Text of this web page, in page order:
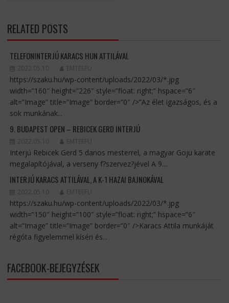
RELATED POSTS
TELEFONINTERJÚ KARACS HUN ATTILÁVAL
2022.05.10. EMTEEFU
https://szaku.hu/wp-content/uploads/2022/03/*.jpg
width=”160″ height=”226″ style=”float: right;” hspace=”6″
alt=”Image” title=”Image” border=”0″ />”Az élet igazságos, és a
sok munkának...
9. BUDAPEST OPEN – REBICEK GERD INTERJÚ
2022.05.10. EMTEEFU
Interjú Rebicek Gerd 5 danos mesterrel, a magyar Goju karate
megalapítójával, a verseny f?szervez?jével A 9....
INTERJÚ KARACS ATTILÁVAL, A K-1 HAZAI BAJNOKÁVAL
2022.05.10. EMTEEFU
https://szaku.hu/wp-content/uploads/2022/03/*.jpg
width=”150″ height=”100″ style=”float: right;” hspace=”6″
alt=”Image” title=”Image” border=”0″ />Karacs Attila munkáját
régóta figyelemmel kíséri és...
FACEBOOK-BEJEGYZÉSEK